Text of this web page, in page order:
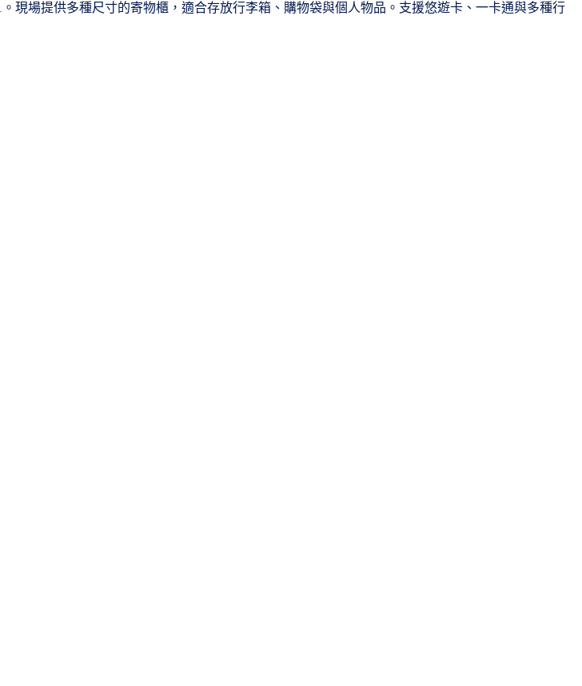
現場提供多種尺寸的寄物櫃，適合存放行李箱、購物袋與個人物品。支援悠遊卡、一卡通與多種行